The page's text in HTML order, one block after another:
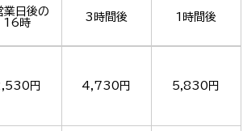
業日後の
16時
3時間後 1時間後
円 4,730円 5,830円